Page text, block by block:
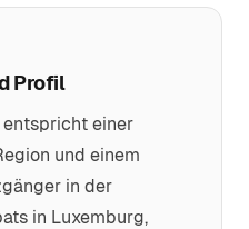
Profil
einer
und einem
in der
in Luxemburg,